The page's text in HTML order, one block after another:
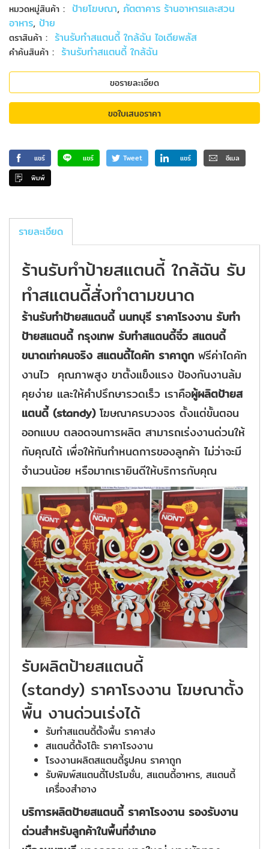
หมวดหมู่สินค้า : ป้ายโฆษณา, ภัตตาคาร ร้านอาหารและสวน
อาหาร, ป้าย
ตราสินค้า : ร้านรับทําสแตนดี้ ใกล้ฉัน ไอเดียพลัส
คำค้นสินค้า : ร้านรับทําสแตนดี้ ใกล้ฉัน
ขอรายละเอียด
ขอใบเสนอราคา
แชร์ แชร์ Tweet แชร์
อีเมล
พิมพ์
รายละเอียด
ร้านรับทําป้ายสแตนดี้ ใกล้ฉัน รับ
ทำสแตนดี้สั่งทำตามขนาด
ร้านรับทำป้ายสแตนดี้ นนทบุรี ราคาโรงงาน รับทำ
ป้ายสแตนดี้ กรุงเทพ รับทำสแตนดี้จิ๋ว สแตนดี้
ขนาดเท่าคนจริง สแตนดี้ไดคัท ราคาถูก ฟรีค่าไดคัท
งานไว คุณภาพสูง ขาตั้งแข็งแรง ป้องกันงานล้ม
คุยง่าย และให้คำปรึกษารวดเร็ว เราคือผู้ผลิตป้ายส
แตนดี้ (standy)โฆษณาครบวงจร ตั้งแต่ขั้นตอน
ออกแบบ ตลอดจนการผลิต สามารถเร่งงานด่วนให้
กับคุณได้ เพื่อให้ทันกำหนดการของลูกค้า ไม่ว่าจะมี
จำนวนน้อย หรือมากเรายินดีให้บริการกับคุณ
รับผลิตป้ายสแตนดี้
(standy) ราคาโรงงาน โฆษณาตั้ง
พื้น งานด่วนเร่งได้
รับทำสแตนดี้ตั้งพื้น ราคาส่ง
สแตนดี้ตั้งโต๊ะ ราคาโรงงาน
โรงงานผลิตสแตนดี้รูปคน ราคาถูก
รับพิมพ์สแตนดี้โปรโมชั่น, สแตนดี้อาหาร, สแตนดี้
เครื่องสำอาง
บริการผลิตป้ายสแตนดี้ ราคาโรงงาน รองรับงาน
ด่วนสำหรับลูกค้าในพื้นที่อำเภอ